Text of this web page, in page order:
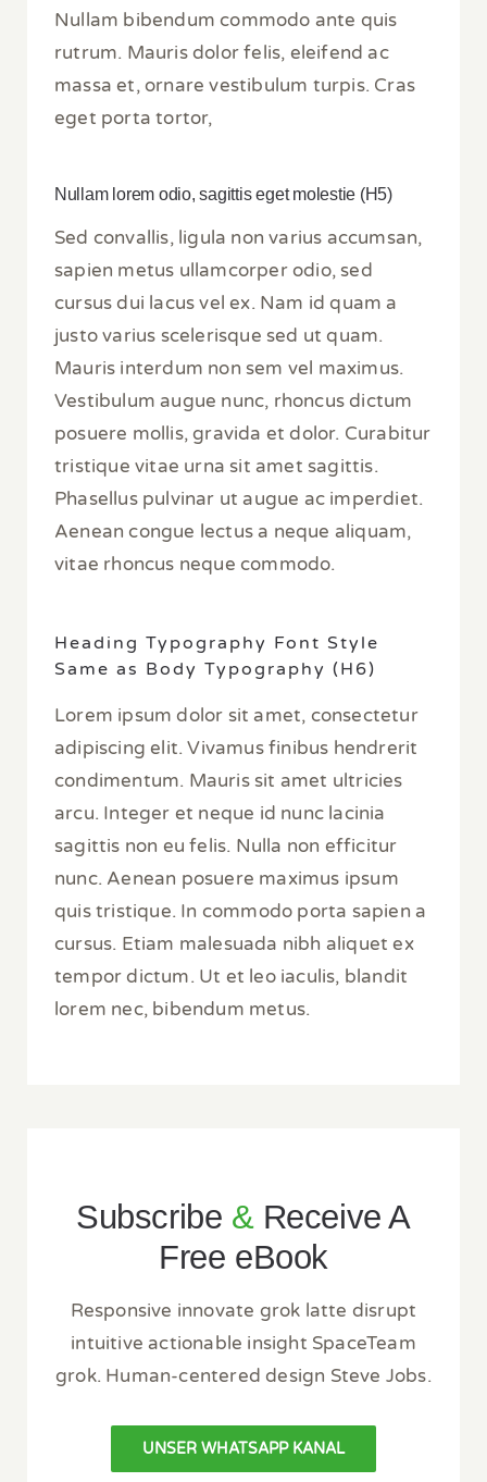
Nullam bibendum commodo ante quis
rutrum. Mauris dolor felis, eleifend ac
massa et, ornare vestibulum turpis. Cras
eget porta tortor,
Nullam lorem odio, sagittis eget molestie (H5)
Sed convallis, ligula non varius accumsan,
sapien metus ullamcorper odio, sed
cursus dui lacus vel ex. Nam id quam a
justo varius scelerisque sed ut quam.
Mauris interdum non sem vel maximus.
Vestibulum augue nunc, rhoncus dictum
posuere mollis, gravida et dolor. Curabitur
tristique vitae urna sit amet sagittis.
Phasellus pulvinar ut augue ac imperdiet.
Aenean congue lectus a neque aliquam,
vitae rhoncus neque commodo.
Heading Typography Font Style
Same as Body Typography (H6)
Lorem ipsum dolor sit amet, consectetur
adipiscing elit. Vivamus finibus hendrerit
condimentum. Mauris sit amet ultricies
arcu. Integer et neque id nunc lacinia
sagittis non eu felis. Nulla non efficitur
nunc. Aenean posuere maximus ipsum
quis tristique. In commodo porta sapien a
cursus. Etiam malesuada nibh aliquet ex
tempor dictum. Ut et leo iaculis, blandit
lorem nec, bibendum metus.
Subscribe & Receive A
Free eBook
Responsive innovate grok latte disrupt
intuitive actionable insight SpaceTeam
grok. Human-centered design Steve Jobs.
UNSER WHATSAPP KANAL